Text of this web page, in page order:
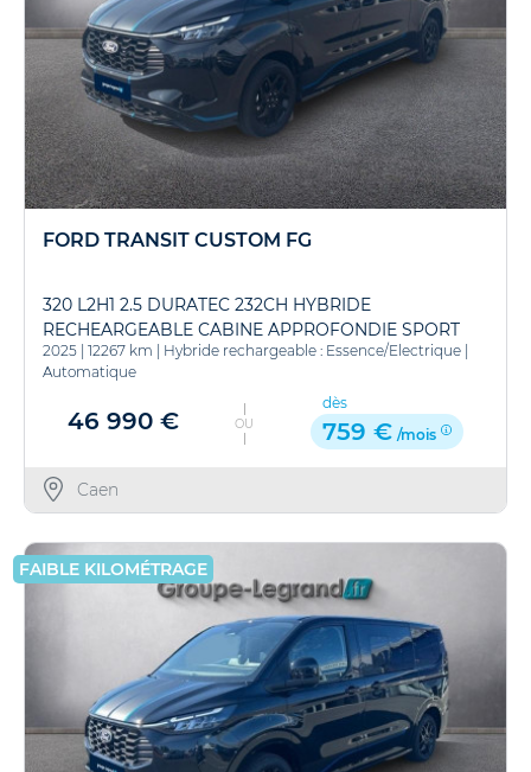
FORD TRANSIT CUSTOM FG
320 L2H1 2.5 DURATEC 232CH HYBRIDE
RECHEARGEABLE CABINE APPROFONDIE SPORT
CVT
2025 12267 km Hybride rechargeable : Essence/Electrique
Automatique
46 990 € OU
dès
759 € /mois
Caen
FAIBLE KILOMÉTRAGE